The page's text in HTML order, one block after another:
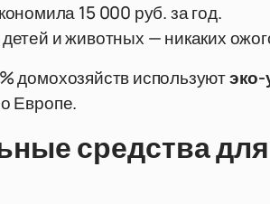
15 000 руб. за год.
и животных — никаких
домохозяйств используют
Европе.
средства